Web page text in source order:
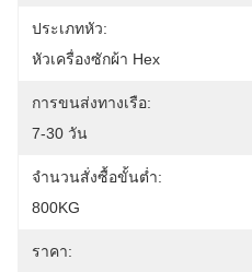
ประเภทหัว:
หัวเครื่องซักผ้า Hex
การขนส่งทางเรือ:
7-30 วัน
จำนวนสั่งซื้อขั้นต่ำ:
800KG
ราคา: